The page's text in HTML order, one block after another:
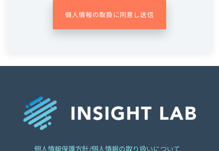
個人情報保護方針/個人情報の取り扱いについて